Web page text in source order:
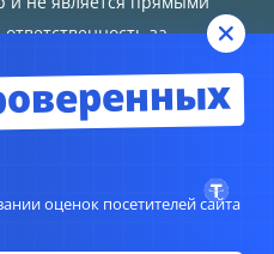
за
оценок посетителей сайта